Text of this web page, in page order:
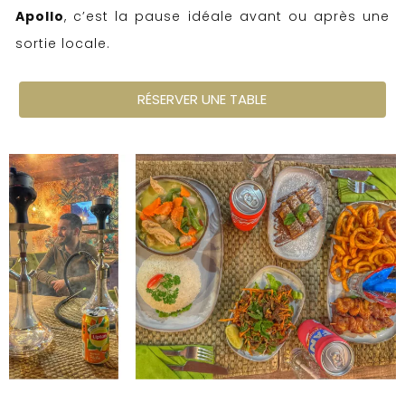
Apollo, c’est la pause idéale avant ou après une
sortie locale.
RÉSERVER UNE TABLE